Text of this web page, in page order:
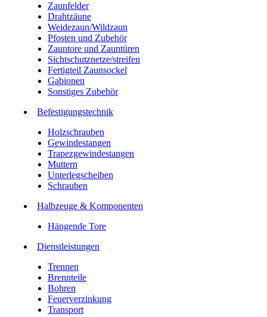
Zaunfelder
Drahtzäune
Weidezaun/Wildzaun
Pfosten und Zubehör
Zauntore und Zauntüren
Sichtschutznetze/streifen
Fertigteil Zaunsockel
Gabionen
Sonstiges Zubehör
Befesti­gungstechnik
Holzschrauben
Gewindestangen
Trapezgewindestangen
Muttern
Unterlegscheiben
Schrauben
Halbzeuge & Komponenten
Hängende Tore
Dienstleistungen
Trennen
Brennteile
Bohren
Feuerverzinkung
Transport